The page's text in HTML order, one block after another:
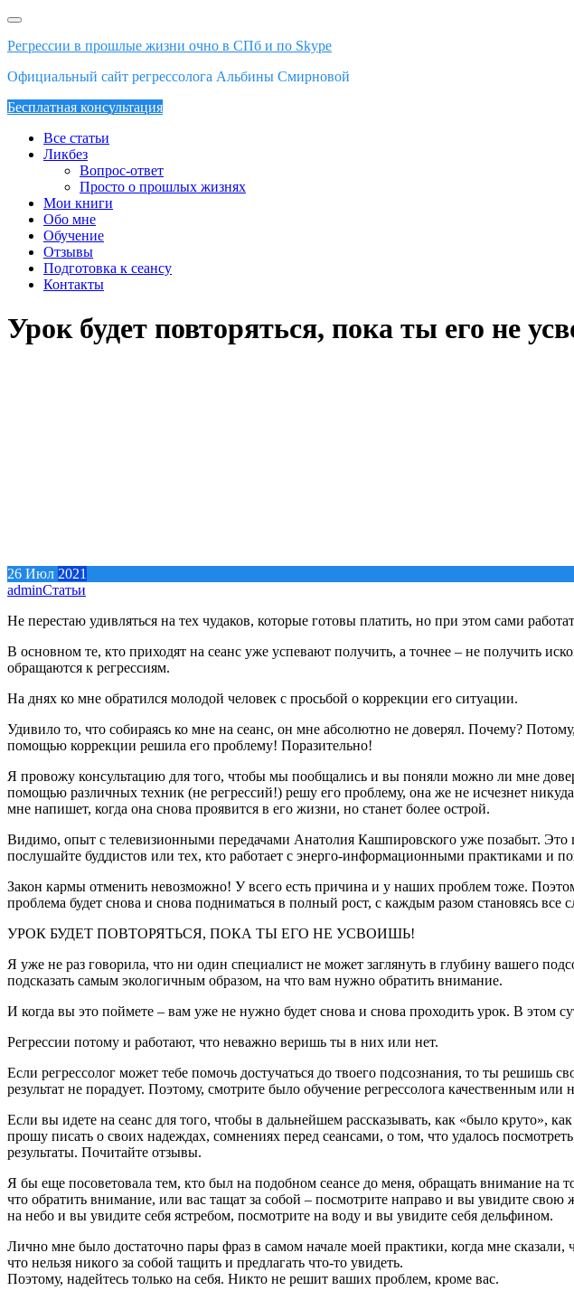
Skip
content
Регрессии в прошлые жизни очно в СПб и по Skype
Официальный сайт регрессолога Альбины Смирновой
Бесплатная консультация
Все статьи
Ликбез
Вопрос-ответ
Просто о прошлых жизнях
Мои книги
Обо мне
Обучение
Отзывы
Подготовка к сеансу
Контакты
Урок будет повторяться, пока ты его не
26 Июл 2021
adminСтатьи
Не перестаю удивляться на тех чудаков, которые готовы платить, но при этом сами
В основном те, кто приходят на сеанс уже успевают получить, а точнее – не получить
обращаются к регрессиям.
На днях ко мне обратился молодой человек с просьбой о коррекции его ситуации.
Удивило то, что собираясь ко мне на сеанс, он мне абсолютно не доверял. Почему?
помощью коррекции решила его проблему! Поразительно!
Я провожу консультацию для того, чтобы мы пообщались и вы поняли можно ли мне
помощью различных техник (не регрессий!) решу его проблему, она же не исчезнет
мне напишет, когда она снова проявится в его жизни, но станет более острой.
Видимо, опыт с телевизионными передачами Анатолия Кашпировского уже позабыт. Это
послушайте буддистов или тех, кто работает с энерго-информационными практиками и
Закон кармы отменить невозможно! У всего есть причина и у наших проблем тоже.
проблема будет снова и снова подниматься в полный рост, с каждым разом становясь все
УРОК БУДЕТ ПОВТОРЯТЬСЯ, ПОКА ТЫ ЕГО НЕ УСВОИШЬ!
Я уже не раз говорила, что ни один специалист не может заглянуть в глубину вашего
подсказать самым экологичным образом, на что вам нужно обратить внимание.
И когда вы это поймете – вам уже не нужно будет снова и снова проходить урок. В этом
Регрессии потому и работают, что неважно веришь ты в них или нет.
Если регрессолог может тебе помочь достучаться до твоего подсознания, то ты решишь
результат не порадует. Поэтому, смотрите было обучение регрессолога качественным
Если вы идете на сеанс для того, чтобы в дальнейшем рассказывать, как «было круто»,
прошу писать о своих надеждах, сомнениях перед сеансами, о том, что удалось
результаты. Почитайте отзывы.
Я бы еще посоветовала тем, кто был на подобном сеансе до меня, обращать внимание на
что обратить внимание, или вас тащат за собой – посмотрите направо и вы увидите
на небо и вы увидите себя ястребом, посмотрите на воду и вы увидите себя дельфином.
Лично мне было достаточно пары фраз в самом начале моей практики, когда мне
что нельзя никого за собой тащить и предлагать что-то увидеть.
Поэтому, надейтесь только на себя. Никто не решит ваших проблем, кроме вас.